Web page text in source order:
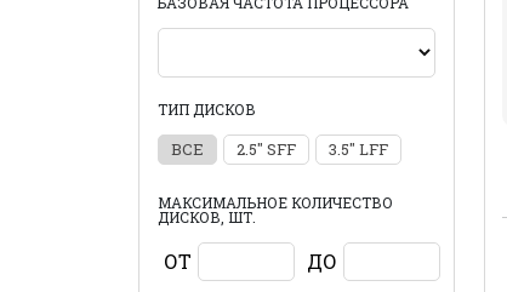
ТИП ДИСКОВ
ВСЕ 2.5" SFF 3.5" LFF
МАКСИМАЛЬНОЕ КОЛИЧЕСТВО
ДИСКОВ, ШТ.
ОТ ДО